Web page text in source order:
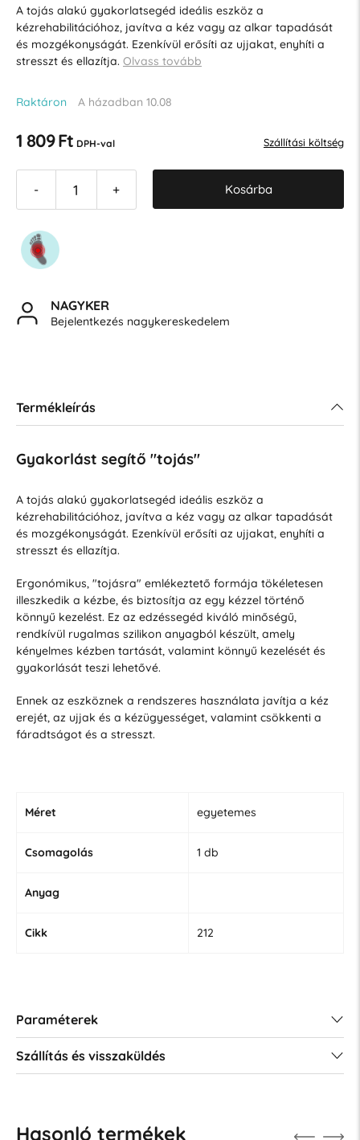
A tojás alakú gyakorlatsegéd ideális eszköz a
kézrehabilitációhoz, javítva a kéz vagy az alkar tapadását
és mozgékonyságát. Ezenkívül erősíti az ujjakat, enyhíti a
stresszt és ellazítja. Olvass tovább
Raktáron A házadban 10.08
1 809 Ft DPH-val Szállítási költség
- + Kosárba
NAGYKER
Bejelentkezés nagykereskedelem
Termékleírás
Gyakorlást segítő "tojás"
A tojás alakú gyakorlatsegéd ideális eszköz a
kézrehabilitációhoz, javítva a kéz vagy az alkar tapadását
és mozgékonyságát. Ezenkívül erősíti az ujjakat, enyhíti a
stresszt és ellazítja.
Ergonómikus, "tojásra" emlékeztető formája tökéletesen
illeszkedik a kézbe, és biztosítja az egy kézzel történő
könnyű kezelést. Ez az edzéssegéd kiváló minőségű,
rendkívül rugalmas szilikon anyagból készült, amely
kényelmes kézben tartását, valamint könnyű kezelését és
gyakorlását teszi lehetővé.
Ennek az eszköznek a rendszeres használata javítja a kéz
erejét, az ujjak és a kézügyességet, valamint csökkenti a
fáradtságot és a stresszt.
Méret egyetemes
Csomagolás 1 db
Anyag
Cikk 212
Paraméterek
Szállítás és visszaküldés
Hasonló termékek